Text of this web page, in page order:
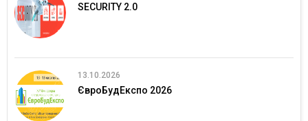
SECURITY 2.0
13.10.2026
ЄвроБудЕкспо 2026